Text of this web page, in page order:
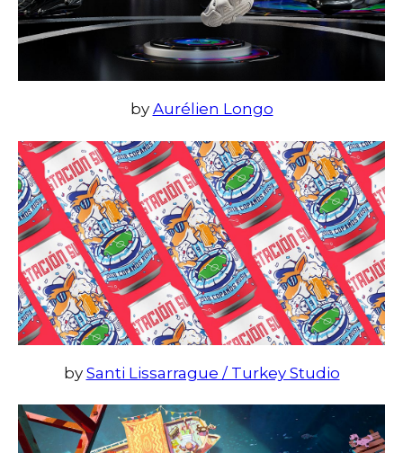
by Aurélien Longo
by Santi Lissarrague / Turkey Studio